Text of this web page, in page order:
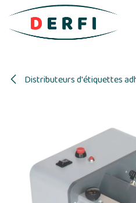
Se rendre au contenu
Distributeurs d'étiquettes